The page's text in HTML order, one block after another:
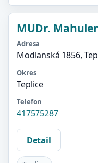
MUDr.
Adresa
Modlanská 1856,
Okres
Teplice
Telefon
417575287
Detail